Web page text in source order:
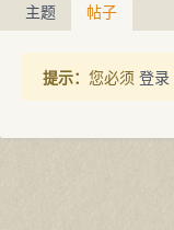
主题 帖子
提示： 您必须 登录